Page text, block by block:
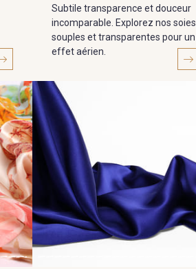
Subtile transparence et douceur
incomparable. Explorez nos soies
souples et transparentes pour un
effet aérien.